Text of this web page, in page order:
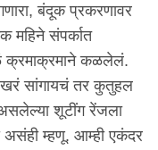
बंदूक प्रकरणावर
महिने संपर्कात
क्रमाक्रमाने कळलेलं.
सांगायचं तर कुतुहल
शूटींग रेंजला
असंही म्हणू. आम्ही एकंदर